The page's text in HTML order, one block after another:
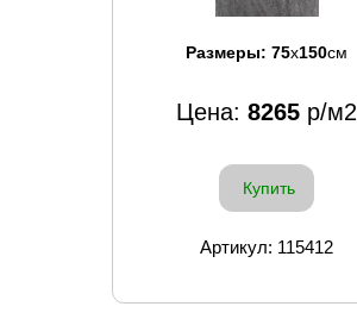
Размеры: 75x150см
Цена: 8265 р/м2
Купить
Артикул: 115412